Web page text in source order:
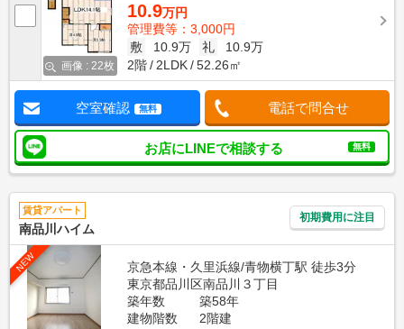
画像 : 22枚
10.9万円
管理費等：3,000円
敷
10.9万 礼
10.9万
2階
2LDK 52.26㎡
空室確認 無料 電話で問合せ
お店にLINEで相談する 無料
賃貸アパート
南品川ハイム
初期費用に注目
NEW
京急本線・久里浜線/青物横丁駅 徒歩3分
東京都品川区南品川３丁目
築年数
築58年
建物階数
2階建